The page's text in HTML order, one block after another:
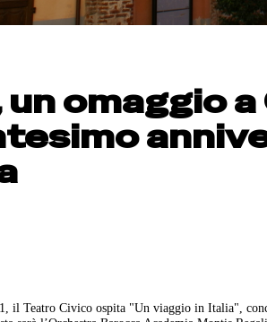
un omaggio
il Teatro Civico ospita "Un viaggio in Italia",